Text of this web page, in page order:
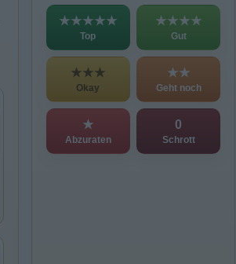
★★★★★
Top
★★★★
Gut
★★★
Okay
★★
Geht noch
★
Abzuraten
0
Schrott